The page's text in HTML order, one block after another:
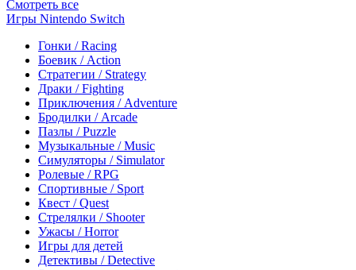
Смотреть все
Игры Nintendo Switch
Гонки / Racing
Боевик / Action
Стратегии / Strategy
Драки / Fighting
Приключения / Adventure
Бродилки / Arcade
Пазлы / Puzzle
Музыкальные / Music
Симуляторы / Simulator
Ролевые / RPG
Спортивные / Sport
Квест / Quest
Стрелялки / Shooter
Ужасы / Horror
Игры для детей
Детективы / Detective